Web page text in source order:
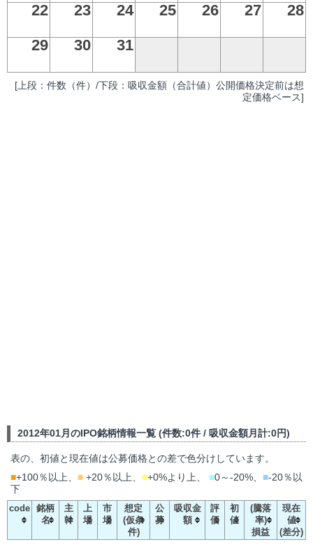
22
23 24 25 26 27
28
29
30 31
[上段：件数（件）/下段：吸収金額（合計値）公開価格決定前は想
定価格ベース]
2012年01月のIPO銘柄情報一覧 (件数:0件 / 吸収金額月計:0円)
表の、初値と現在値は公募価格との差で色分けしています。
■+100％以上、 ■ +20％以上、 ■+0%より上、 ■0～-20%、 ■-20％以
下
code 銘柄
名
主
幹
上
場
市
場
想定
(仮条
件)
公
募
吸収金
額
評
価
初
値
(騰落
率)
損益
現在
値
(差分)